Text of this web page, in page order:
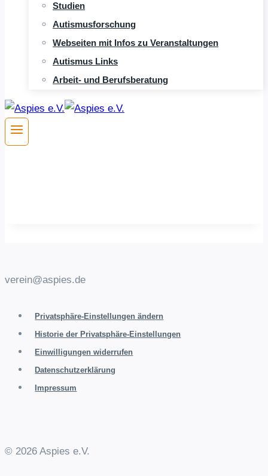
Studien
Autismusforschung
Webseiten mit Infos zu Veranstaltungen
Autismus Links
Arbeit- und Berufsberatung
verein@aspies.de
Privatsphäre-Einstellungen ändern
Historie der Privatsphäre-Einstellungen
Einwilligungen widerrufen
Datenschutzerklärung
Impressum
© 2026 Aspies e.V.